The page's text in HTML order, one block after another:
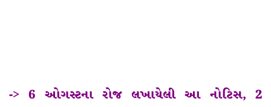
-> 6 ઓગસ્ટના રોજ લખાયેલી આ નોટિસ, 2